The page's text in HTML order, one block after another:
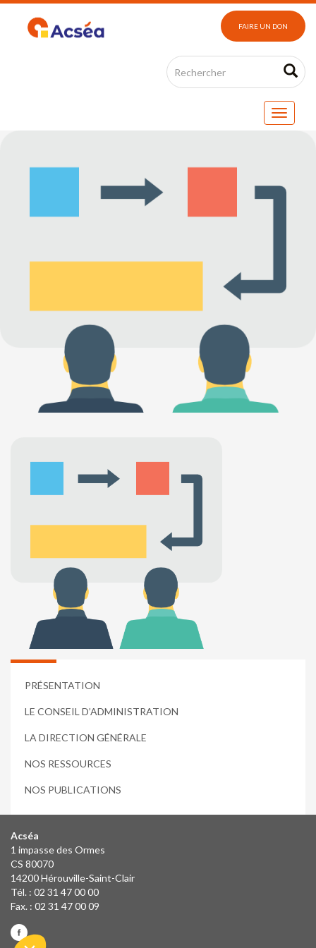
FAIRE UN DON
PRÉSENTATION
LE CONSEIL D’ADMINISTRATION
LA DIRECTION GÉNÉRALE
NOS RESSOURCES
NOS PUBLICATIONS
Acséa
1 impasse des Ormes
CS 80070
14200 Hérouville-Saint-Clair
Tél. : 02 31 47 00 00
Fax. : 02 31 47 00 09